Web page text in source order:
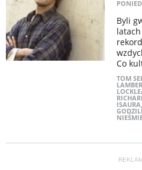
Byli
Co
TOM
ISAURA,